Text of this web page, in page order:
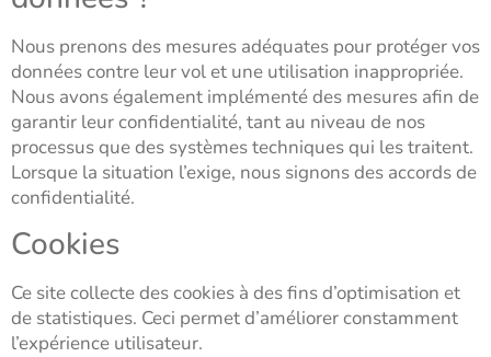
Nous prenons des mesures adéquates pour protéger vos
données contre leur vol et une utilisation inappropriée.
Nous avons également implémenté des mesures afin de
garantir leur confidentialité, tant au niveau de nos
processus que des systèmes techniques qui les traitent.
Lorsque la situation l’exige, nous signons des accords de
confidentialité.
Cookies
Ce site collecte des cookies à des fins d’optimisation et
de statistiques. Ceci permet d’améliorer constamment
l’expérience utilisateur.